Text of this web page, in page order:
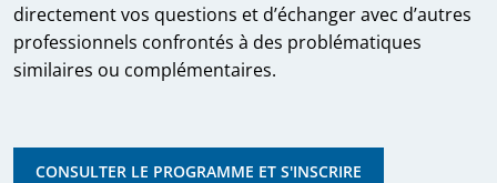
directement vos questions et d’échanger avec d’autres
professionnels confrontés à des problématiques
similaires ou complémentaires.
CONSULTER LE PROGRAMME ET S'INSCRIRE